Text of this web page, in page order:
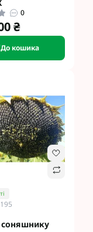
0
₴
До кошика
соняшнику